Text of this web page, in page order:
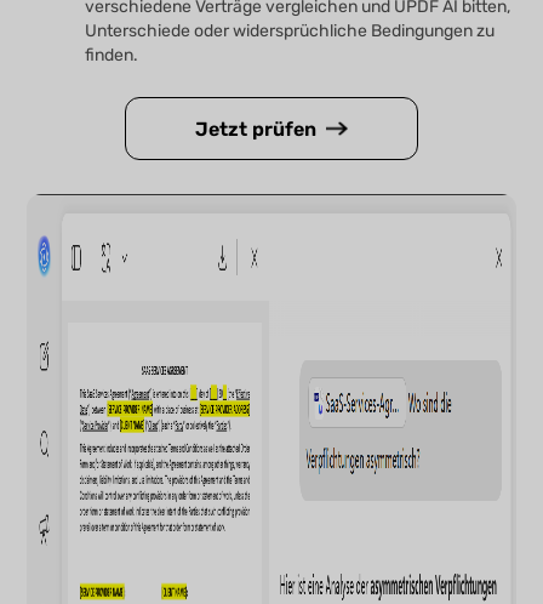
verschiedene Verträge vergleichen und UPDF AI bitten,
Unterschiede oder widersprüchliche Bedingungen zu
finden.
Jetzt prüfen